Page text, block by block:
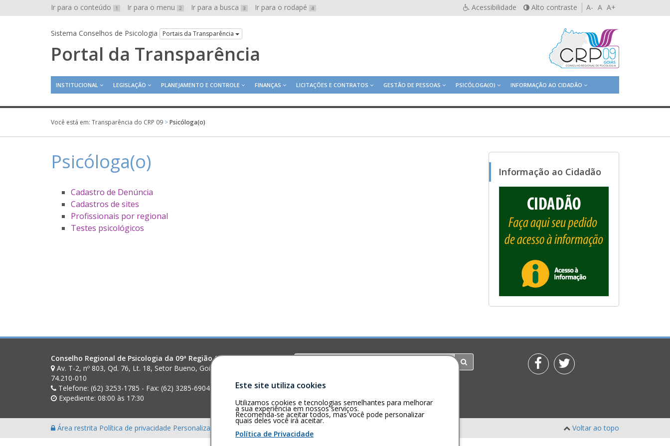
Ir para o conteúdo 1 Ir para o menu 2 Ir para a busca 3 Ir para o rodapé 4 Acessibilidade Alto contraste A- A A+
Sistema Conselhos de Psicologia Portais da Transparência
Portal da Transparência
INSTITUCIONAL LEGISLAÇÃO PLANEJAMENTO E CONTROLE FINANÇAS LICITAÇÕES E CONTRATOS GESTÃO DE PESSOAS PSICÓLOGA(O) INFORMAÇÃO AO CIDADÃO
Você está em: Transparência do CRP 09 >Psicóloga(o)
Psicóloga(o)
Cadastro de Denúncia
Cadastros de sites
Profissionais por regional
Testes psicológicos
Informação ao Cidadão
Conselho Regional de Psicologia da 09ª Região (GO)
Av. T-2, nº 803, Qd. 76, Lt. 18, Setor Bueno, Goiânia-GO – CEP
74.210-010
Telefone: (62) 3253-1785 - Fax: (62) 3285-6904
Expediente: 08:00 às 17:30
Buscar
Área restrita Política de privacidade Personalização de cookies Voltar ao topo
Este site utiliza cookies
Utilizamos cookies e tecnologias semelhantes para melhorar
a sua experiência em nossos serviços.
Recomenda-se aceitar todos, mas você pode personalizar
quais deles você irá aceitar.
Política de Privacidade